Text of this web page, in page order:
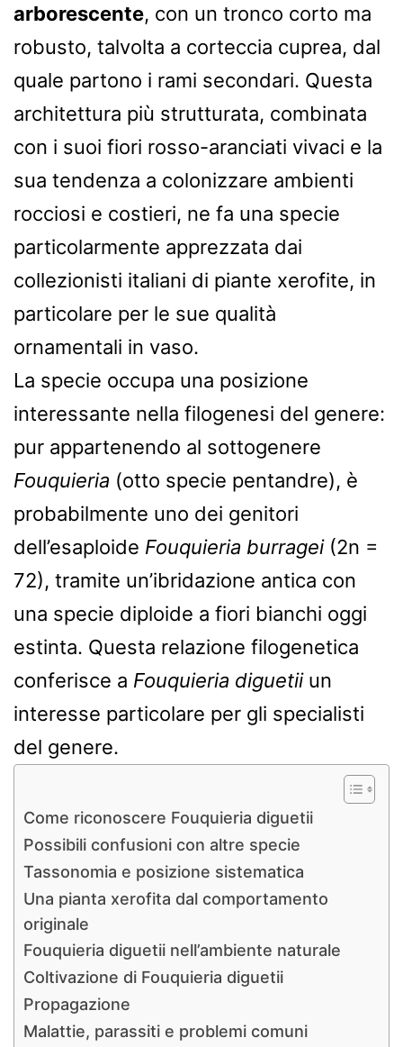
arborescente, con un tronco corto ma
robusto, talvolta a corteccia cuprea, dal
quale partono i rami secondari. Questa
architettura più strutturata, combinata
con i suoi fiori rosso-aranciati vivaci e la
sua tendenza a colonizzare ambienti
rocciosi e costieri, ne fa una specie
particolarmente apprezzata dai
collezionisti italiani di piante xerofite, in
particolare per le sue qualità
ornamentali in vaso.
La specie occupa una posizione
interessante nella filogenesi del genere:
pur appartenendo al sottogenere
Fouquieria (otto specie pentandre), è
probabilmente uno dei genitori
dell’esaploide Fouquieria burragei(2n =
72), tramite un’ibridazione antica con
una specie diploide a fiori bianchi oggi
estinta. Questa relazione filogenetica
conferisce a Fouquieria diguetiiun
interesse particolare per gli specialisti
del genere.
Come riconoscere Fouquieria diguetii
Possibili confusioni con altre specie
Tassonomia e posizione sistematica
Una pianta xerofita dal comportamento
originale
Fouquieria diguetii nell’ambiente naturale
Coltivazione di Fouquieria diguetii
Propagazione
Malattie, parassiti e problemi comuni